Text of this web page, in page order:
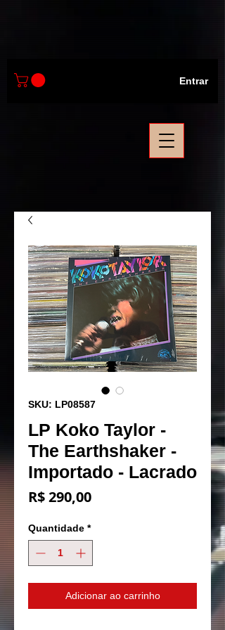
Entrar
SKU: LP08587
LP Koko Taylor -
The Earthshaker -
Importado - Lacrado
R$ 290,00Preço
Quantidade *
Adicionar ao carrinho